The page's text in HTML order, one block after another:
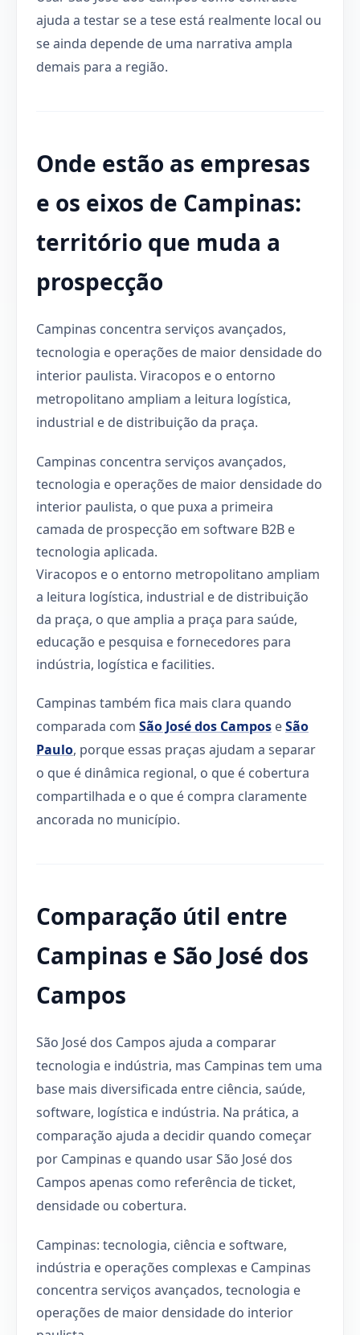
ajuda a testar se a tese está realmente local ou
se ainda depende de uma narrativa ampla
demais para a região.
Onde estão as empresas
e os eixos de Campinas:
território que muda a
prospecção
Campinas concentra serviços avançados,
tecnologia e operações de maior densidade do
interior paulista. Viracopos e o entorno
metropolitano ampliam a leitura logística,
industrial e de distribuição da praça.
Campinas concentra serviços avançados,
tecnologia e operações de maior densidade do
interior paulista, o que puxa a primeira
camada de prospecção em software B2B e
tecnologia aplicada.
Viracopos e o entorno metropolitano ampliam
a leitura logística, industrial e de distribuição
da praça, o que amplia a praça para saúde,
educação e pesquisa e fornecedores para
indústria, logística e facilities.
Campinas também fica mais clara quando
comparada com São José dos Campos eSão
Paulo, porque essas praças ajudam a separar
o que é dinâmica regional, o que é cobertura
compartilhada e o que é compra claramente
ancorada no município.
Comparação útil entre
Campinas e São José dos
Campos
São José dos Campos ajuda a comparar
tecnologia e indústria, mas Campinas tem uma
base mais diversificada entre ciência, saúde,
software, logística e indústria. Na prática, a
comparação ajuda a decidir quando começar
por Campinas e quando usar São José dos
Campos apenas como referência de ticket,
densidade ou cobertura.
Campinas: tecnologia, ciência e software,
indústria e operações complexas e Campinas
concentra serviços avançados, tecnologia e
operações de maior densidade do interior